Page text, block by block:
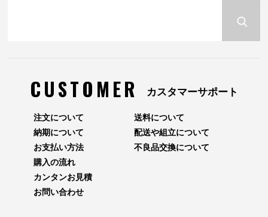
CUSTOMER カスタマーサポート
注文について
納期について
お支払い方法
送料について
配送や組立について
不良品交換について
購入の流れ
カンタンお見積
お問い合わせ